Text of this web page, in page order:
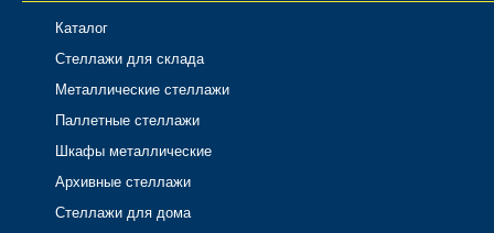
Каталог
Стеллажи для склада
Металлические стеллажи
Паллетные стеллажи
Шкафы металлические
Архивные стеллажи
Стеллажи для дома